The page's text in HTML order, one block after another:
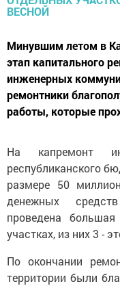
Минувшим летом в
этап капитального
инженерных
ремонтники
работы, которые
На капремонт
республиканского
размере 50
денежных
проведена
участках, из них 3 -
По окончании
территории были